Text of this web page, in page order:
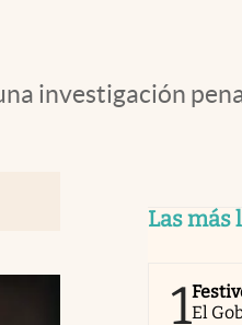
investigación
Las más
1El